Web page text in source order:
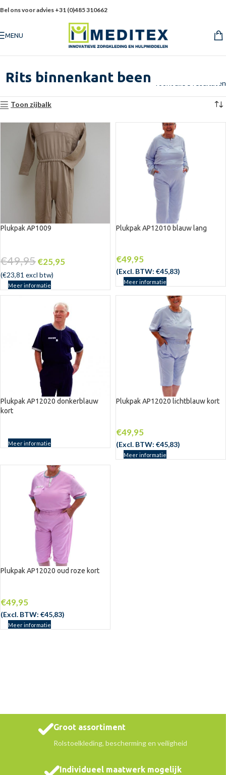
Bel ons voor advies +31 (0)485 310662
MENU
Rits binnenkant been Toont alle 5 resultaten
Toon zijbalk
Plukpak AP1009
€49,95€25,95
(€23,81 excl btw)
Meer informatie
Plukpak AP12010 blauw lang
€49,95
(Excl. BTW: €45,83)
Meer informatie
ERKO
Plukpak AP12020 donkerblauw
kort
Meer informatie
Plukpak AP12020 lichtblauw kort
€49,95
(Excl. BTW: €45,83)
Meer informatie
Plukpak AP12020 oud roze kort
€49,95
(Excl. BTW: €45,83)
Meer informatie
Groot assortiment
Rolstoelkleding, bescherming en veiligheid
Individueel maatwerk mogelijk